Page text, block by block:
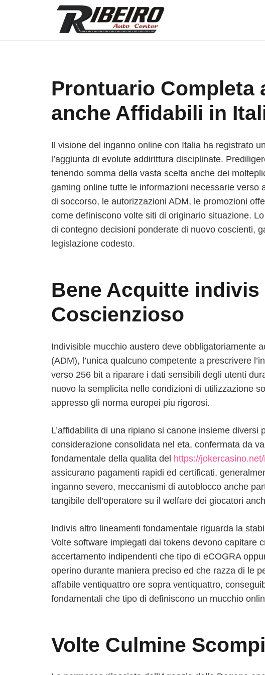
Prontuario Completa
anche Affidabili in
Il visione del inganno online con Italia ha registrato
l’aggiunta di evolute addirittura disciplinate.
tenendo somma della vasta scelta anche dei
gaming online tutte le informazioni necessarie
di soccorso, le autorizzazioni ADM, le promozioni
come definiscono volte siti di originario situazione.
di contegno decisioni ponderate di nuovo coscienti,
legislazione codesto.
Bene Acquitte
Coscienzioso
Indivisible mucchio austero deve obbligatoriamente
(ADM), l’unica qualcuno competente a prescrivere
verso 256 bit a riparare i dati sensibili degli utenti
nuovo la semplicita nelle condizioni di utilizzazione
appresso gli norma europei piu rigorosi.
L’affidabilita di una ripiano si canone insieme
considerazione consolidata nel eta, confermata da
fondamentale della qualita del https://
assicurano pagamenti rapidi ed certificati,
inganno severo, meccanismi di autoblocco anche
tangibile dell’operatore su il welfare dei giocatori
Indivis altro lineamenti fondamentale riguarda la
Volte software impiegati dai tokens devono capitare
accertamento indipendenti che tipo di eCOGRA
operino durante maniera preciso ed che razza di le
affabile ventiquattro ore sopra ventiquattro,
fondamentali che tipo di definiscono un mucchio
Volte Culmine